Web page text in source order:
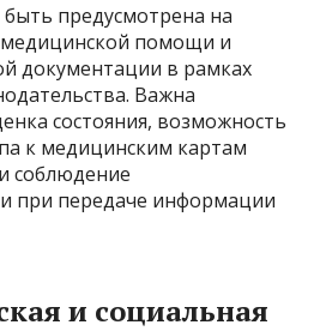
предусмотрена на
помощи и
документации в рамках
Важна
состояния, возможность
к медицинским картам
соблюдение
при передаче информации
и социальная